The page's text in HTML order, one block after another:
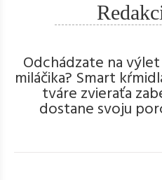
Odchádzate na
miláčika? Smart
tváre zvieraťa
dostane svoju